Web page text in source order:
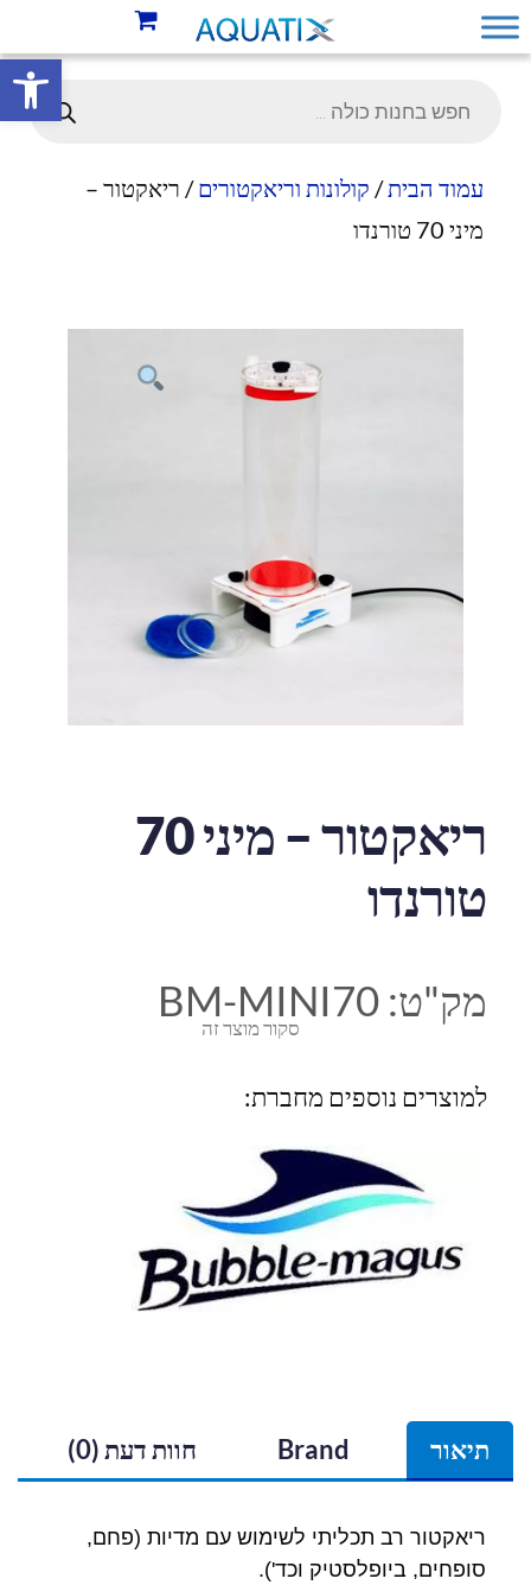
פתח
עמוד הבית/ קולונות וריאקטורים/ ריאקטור –
מיני 70 טורנדו
ריאקטור – מיני 70
טורנדו
סקור מוצר זה
מק"ט: BM-MINI70
למוצרים נוספים מחברת:
תיאור Brand חוות דעת (0)
ריאקטור רב תכליתי לשימוש עם מדיות (פחם,
סופחים, ביופלסטיק וכד').